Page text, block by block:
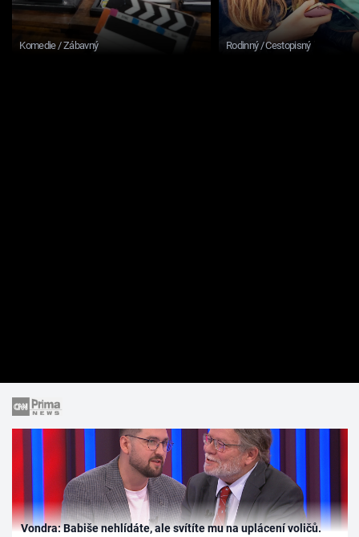
Komedie / Zábavný Rodinný / Cestopisný
Vondra: Babiše nehlídáte, ale svítíte mu na uplácení voličů.